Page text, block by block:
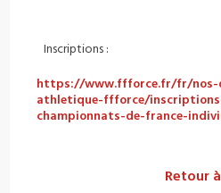
Inscriptions :
https://www.ffforce.fr/fr/nos-
athletique-ffforce/
championnats-de-france-
Retour